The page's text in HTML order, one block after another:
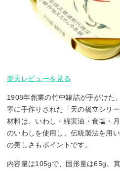
楽天レビューを見る
1908年創業の竹中罐詰が手がけた
寧に手作りされた「天の橋立シリ
材料は、いわし・綿実油・食塩・
のいわしを使用し、伝統製法を用
の美しさもポイントです。
内容量は105gで、固形量は65g。